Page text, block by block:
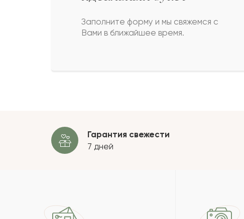
Заполните форму и мы свяжемся с
Вами в ближайшее время.
Гарантия свежести
7 дней